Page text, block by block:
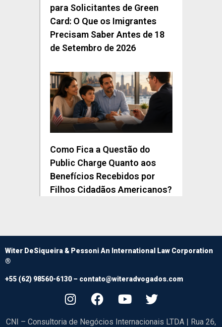
para Solicitantes de Green
Card: O Que os Imigrantes
Precisam Saber Antes de 18
de Setembro de 2026
Como Fica a Questão do
Public Charge Quanto aos
Benefícios Recebidos por
Filhos Cidadãos Americanos?
Witer DeSiqueira & Pessoni An International Law Corporation
®
+55 (62) 98560-6130 – contato@witeradvogados.com
CNI – Consultoria de Negócios Internacionais LTDA | Rua 26,